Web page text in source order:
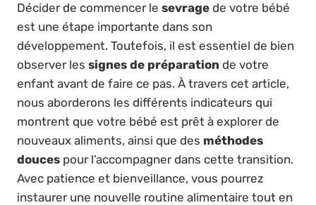
Décider de commencer le sevrage de votre bébé
est une étape importante dans son
développement. Toutefois, il est essentiel de bien
observer les signes de préparation de votre
enfant avant de faire ce pas. À travers cet article,
nous aborderons les différents indicateurs qui
montrent que votre bébé est prêt à explorer de
nouveaux aliments, ainsi que des méthodes
douces pour l’accompagner dans cette transition.
Avec patience et bienveillance, vous pourrez
instaurer une nouvelle routine alimentaire tout en